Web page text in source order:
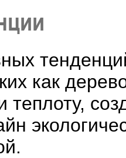
как
теплоту,